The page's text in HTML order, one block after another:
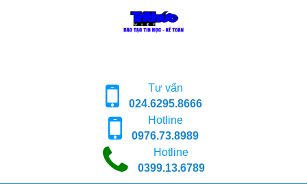
Tư vấn
024.6295.8666
Hotline
0976.73.8989
Hotline
0399.13.6789